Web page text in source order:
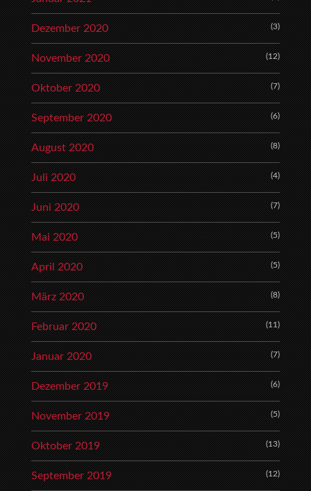
Dezember 2020 (3)
November 2020 (12)
Oktober 2020 (7)
September 2020 (6)
August 2020 (8)
Juli 2020 (4)
Juni 2020 (7)
Mai 2020 (5)
April 2020 (5)
März 2020 (8)
Februar 2020 (11)
Januar 2020 (7)
Dezember 2019 (6)
November 2019 (5)
Oktober 2019 (13)
September 2019 (12)